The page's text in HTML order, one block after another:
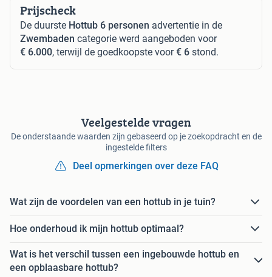
Prijscheck
De duurste Hottub 6 personen advertentie in de
Zwembaden categorie werd aangeboden voor
€ 6.000, terwijl de goedkoopste voor€ 6 stond.
Veelgestelde vragen
De onderstaande waarden zijn gebaseerd op je zoekopdracht en de
ingestelde filters
Deel opmerkingen over deze FAQ
Wat zijn de voordelen van een hottub in je tuin?
Hoe onderhoud ik mijn hottub optimaal?
Wat is het verschil tussen een ingebouwde hottub en
een opblaasbare hottub?